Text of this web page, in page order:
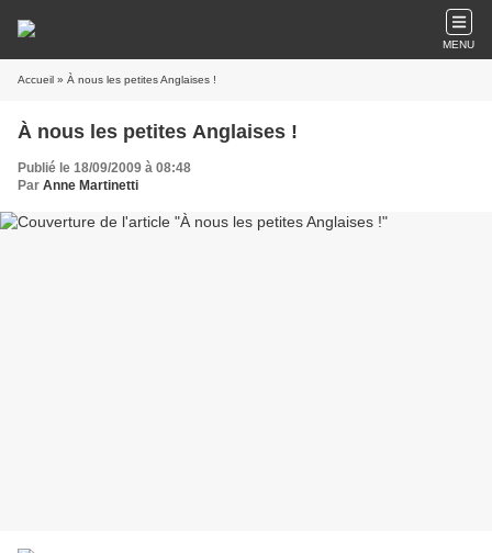
MENU
Accueil » À nous les petites Anglaises !
À nous les petites Anglaises !
Publié le 18/09/2009 à 08:48
Par Anne Martinetti